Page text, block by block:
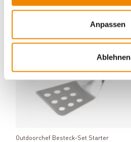
Anpassen
Ablehnen
Outdoorchef Besteck-Set Starter